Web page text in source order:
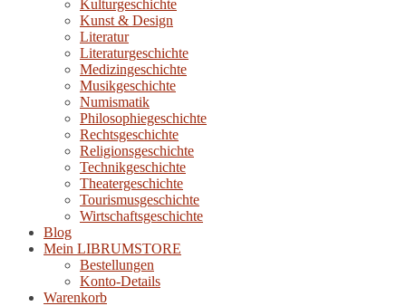
Kulturgeschichte
Kunst & Design
Literatur
Literaturgeschichte
Medizingeschichte
Musikgeschichte
Numismatik
Philosophiegeschichte
Rechtsgeschichte
Religionsgeschichte
Technikgeschichte
Theatergeschichte
Tourismusgeschichte
Wirtschaftsgeschichte
Blog
Mein LIBRUMSTORE
Bestellungen
Konto-Details
Warenkorb